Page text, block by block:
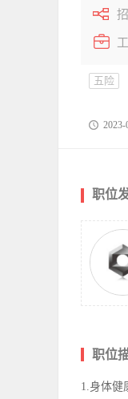
五险
2023-
职位
职位
1.身体健